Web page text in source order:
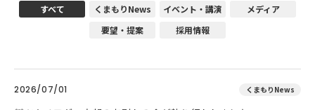
すべて くまもりNews イベント・講演
メディア
要望・提案
採用情報
2026/07/01 くまもりNews